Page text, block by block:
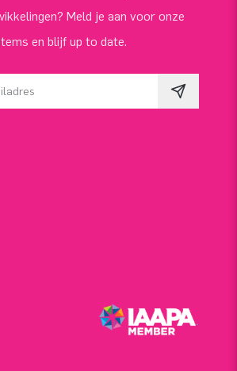
Meld je aan voor onze
en blijf up to date.